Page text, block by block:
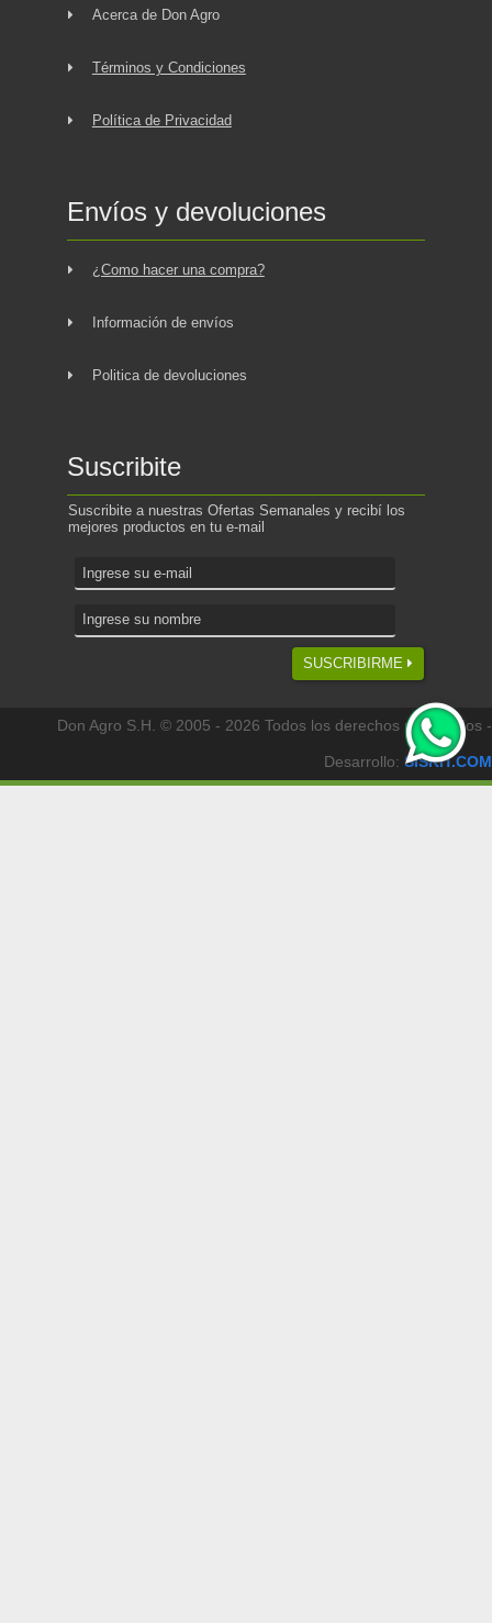
Acerca de Don Agro
Términos y Condiciones
Política de Privacidad
Envíos y devoluciones
¿Como hacer una compra?
Información de envíos
Politica de devoluciones
Suscribite
Suscribite a nuestras Ofertas Semanales y recibí los
mejores productos en tu e-mail
SUSCRIBIRME
Don Agro S.H. © 2005 - 2026 Todos los derechos reservados -
Desarrollo: SISKIT.COM